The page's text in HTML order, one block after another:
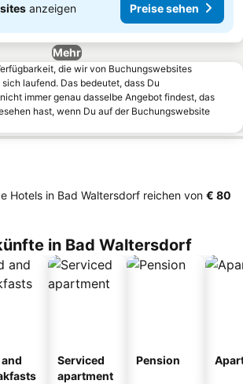
anzeigen Preise sehen
Mehr
die wir von Buchungswebsites
laufend. Das bedeutet, dass Du
immer genau dasselbe Angebot findest, das
hast, wenn Du auf der Buchungswebsite
Hotels in Bad Waltersdorf reichen von ‎€ 80
in Bad Waltersdorf
Serviced
apartment
Pension